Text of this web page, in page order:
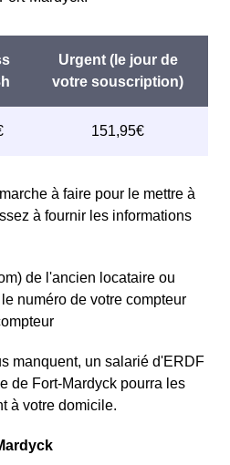
à faire pour le mettre à
à fournir les informations
de l'ancien locataire ou
numéro de votre compteur
manquent, un salarié d'ERDF
de Fort-Mardyck pourra les
à votre domicile.